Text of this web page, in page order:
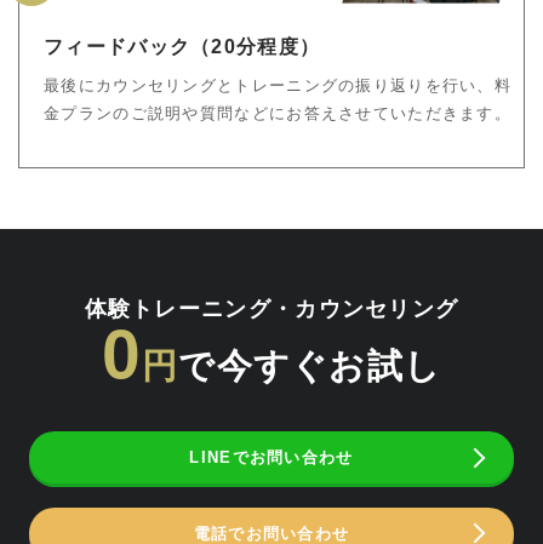
フィードバック（20分程度）
最後にカウンセリングとトレーニングの振り返りを行い、料
金プランのご説明や質問などにお答えさせていただきます。
体験トレーニング・カウンセリング
0 円 で今すぐお試し
LINEでお問い合わせ
電話でお問い合わせ